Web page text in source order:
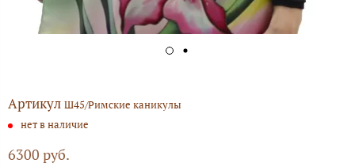
Артикул Ш45/Римские каникулы
нет в наличие
6300 руб.